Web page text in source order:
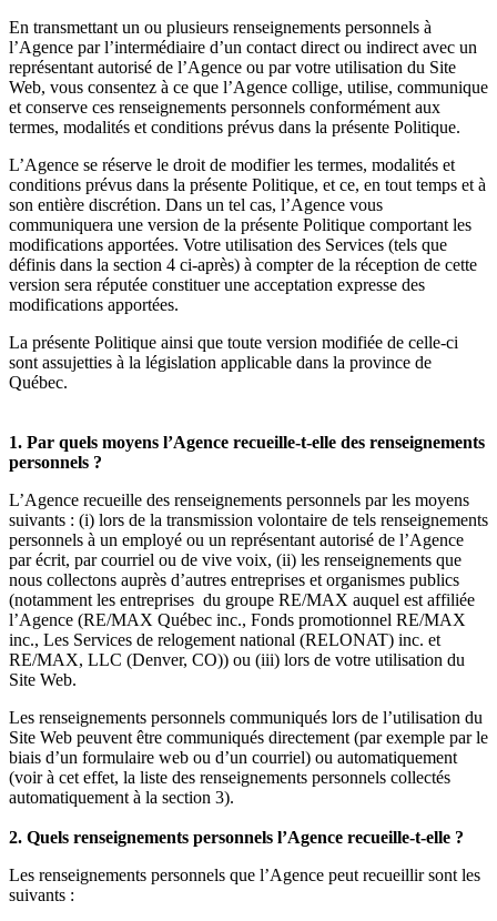
En transmettant un ou plusieurs renseignements personnels à
l’Agence par l’intermédiaire d’un contact direct ou indirect avec un
représentant autorisé de l’Agence ou par votre utilisation du Site
Web, vous consentez à ce que l’Agence collige, utilise, communique
et conserve ces renseignements personnels conformément aux
termes, modalités et conditions prévus dans la présente Politique.
L’Agence se réserve le droit de modifier les termes, modalités et
conditions prévus dans la présente Politique, et ce, en tout temps et à
son entière discrétion. Dans un tel cas, l’Agence vous
communiquera une version de la présente Politique comportant les
modifications apportées. Votre utilisation des Services (tels que
définis dans la section 4 ci-après) à compter de la réception de cette
version sera réputée constituer une acceptation expresse des
modifications apportées.
La présente Politique ainsi que toute version modifiée de celle-ci
sont assujetties à la législation applicable dans la province de
Québec.
1. Par quels moyens l’Agence recueille-t-elle des renseignements
personnels ?
L’Agence recueille des renseignements personnels par les moyens
suivants : (i) lors de la transmission volontaire de tels renseignements
personnels à un employé ou un représentant autorisé de l’Agence
par écrit, par courriel ou de vive voix, (ii) les renseignements que
nous collectons auprès d’autres entreprises et organismes publics
(notamment les entreprises du groupe RE/MAX auquel est affiliée
l’Agence (RE/MAX Québec inc., Fonds promotionnel RE/MAX
inc., Les Services de relogement national (RELONAT) inc. et
RE/MAX, LLC (Denver, CO)) ou (iii) lors de votre utilisation du
Site Web.
Les renseignements personnels communiqués lors de l’utilisation du
Site Web peuvent être communiqués directement (par exemple par le
biais d’un formulaire web ou d’un courriel) ou automatiquement
(voir à cet effet, la liste des renseignements personnels collectés
automatiquement à la section 3).
2. Quels renseignements personnels l’Agence recueille-t-elle ?
Les renseignements personnels que l’Agence peut recueillir sont les
suivants :